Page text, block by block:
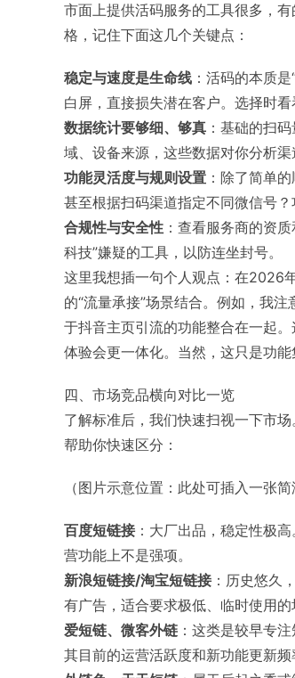
市面上提供活码服务的工具很多，
格，记住下面这几个关键点：
稳定与速度是生命线 ：活码的本质
白屏，直接损失潜在客户。选择时
数据统计要够细、够真 ：基础的扫
域、设备来源，这些数据对你分析渠
功能灵活度与规则设置 ：除了简单
甚至根据扫码渠道指定不同微信号？
合规性与安全性 ：查看服务商的资
科技”嫌疑的工具，以防连坐封号。
这里我想插一句个人观点：在2026
的“流量承接”场景结合。例如，我注
于抖音主页引流的功能整合在一起
体验会更一体化。当然，这只是功
四、市场竞品横向对比一览
了解标准后，我们快速扫视一下市
帮助你快速区分：
（图片示意位置：此处可插入一张
百度短链接：大厂出品，稳定性极
营功能上不是强项。
新浪短链接/淘宝短链接：历史悠久
有广告，适合要求极低、临时使用的
爱短链、 微客外链 ：这类是较早专
其目前的运营活跃度和新功能更新频